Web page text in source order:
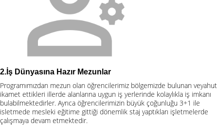
2.İş Dünyasına Hazır Mezunlar
Programımızdan mezun olan öğrencilerimiz bölgemizde bulunan veyahut
ikamet ettikleri illerde alanlarına uygun iş yerlerinde kolaylıkla iş imkanı
bulabilmektedirler. Ayrıca öğrencilerimizin büyük çoğunluğu 3+1 ile
isletmede mesleki eğitime gittiği dönemlik staj yaptıkları işletmelerde
çalışmaya devam etmektedir.